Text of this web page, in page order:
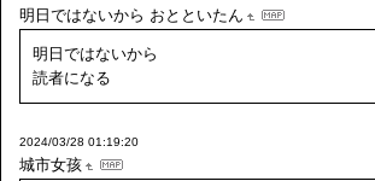
明日ではないから おとといたん
明日ではないから
読者になる
2024/03/28 01:19:20
城市女孩